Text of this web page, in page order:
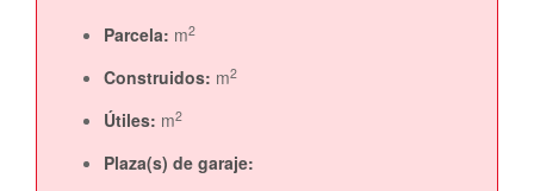
Parcela: m2
Construidos: m2
Útiles: m2
Plaza(s) de garaje: